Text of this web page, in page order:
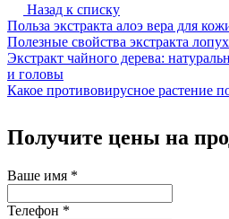
Назад к списку
Польза экстракта алоэ вера для
Полезные свойства экстракта
Экстракт чайного дерева:
и головы
Какое противовирусное растение
Получите цены на
Ваше имя *
Телефон *